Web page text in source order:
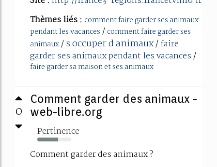
Thèmes liés : comment faire garder ses animaux
pendant les vacances / comment faire garder ses
animaux/s occuper d animaux/faire
garder ses animaux pendant les vacances/
faire garder sa maison et ses animaux
0
Comment garder des animaux -
web-libre.org
Pertinence
61%
Comment garder des animaux ?